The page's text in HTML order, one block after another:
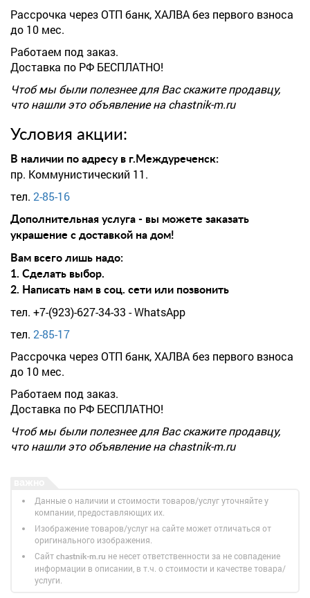
Рассрочка через ОТП банк, ХАЛВА без первого взноса
до 10 мес.
Работаем под заказ.
Доставка по РФ БЕСПЛАТНО!
Чтоб мы были полезнее для Вас скажите продавцу,
что нашли это объявление на chastnik-m.ru
Условия акции:
В наличии по адресу в г.Междуреченск:
пр. Коммунистический 11.
тел. 2-85-16
Дополнительная услуга - вы можете заказать
украшение с доставкой на дом!
Вам всего лишь надо:
1. Сделать выбор.
2. Написать нам в соц. сети или позвонить
тел. +7-(923)-627-34-33 - WhatsApp
тел. 2-85-17
Рассрочка через ОТП банк, ХАЛВА без первого взноса
до 10 мес.
Работаем под заказ.
Доставка по РФ БЕСПЛАТНО!
Чтоб мы были полезнее для Вас скажите продавцу,
что нашли это объявление на chastnik-m.ru
Данные о наличии и стоимости товаров/услуг уточняйте у
компании, предоставляющих их.
Изображение товаров/услуг на сайте может отличаться от
оригинального изображения.
Сайт chastnik-m.ru не несет ответственности за не совпадение
информации в описании, в т.ч. о стоимости и качестве товара/
услуги.